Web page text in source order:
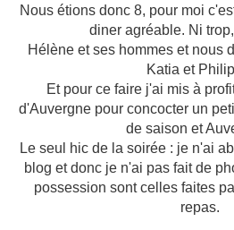
Nous étions donc 8, pour moi
diner agréable. Ni
Hélène et ses hommes et nous
Katia et
Et pour ce faire j'ai mis à
d'Auvergne pour concocter un
de saison et
Le seul hic de la soirée : je n'ai
blog et donc je n'ai pas fait de
possession sont celles faites
repas.